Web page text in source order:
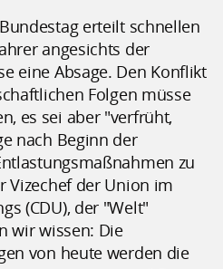
erteilt schnellen
angesichts der
eine Absage. Den Konflikt
Folgen müsse
es sei aber "verfrüht,
nach Beginn der
zu
Vizechef der Union im
(CDU), der "Welt"
wir wissen: Die
von heute werden die